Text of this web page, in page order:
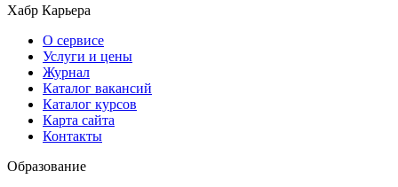
Хабр Карьера
О сервисе
Услуги и цены
Журнал
Каталог вакансий
Каталог курсов
Карта сайта
Контакты
Образование